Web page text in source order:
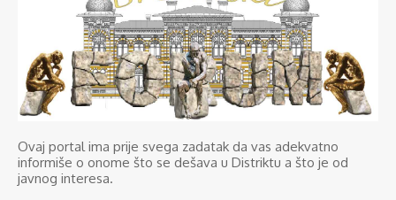
Ovaj portal ima prije svega zadatak da vas adekvatno
informiše o onome što se dešava u Distriktu a što je od
javnog interesa.